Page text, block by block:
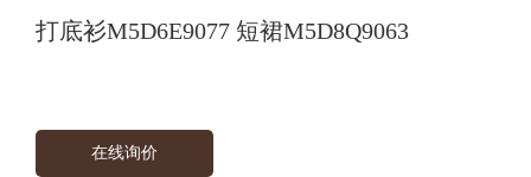
打底衫M5D6E9077 短裙M5D8Q9063
在线询价